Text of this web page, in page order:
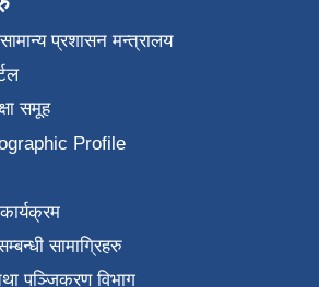
प्रशासन मन्त्रालय
समूह
Profile
सामाग्रिहरु
पञ्जिकरण विभाग